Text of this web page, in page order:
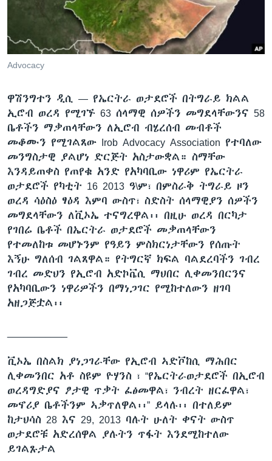
ቋንቋዎች
Advocacy
ዋሽንግተን ዲሲ — የኤርትራ ወታደሮች በትግራይ ክልል
ኢሮብ ወረዳ የሚገኙ 63 ሰላማዊ ሰዎችን መግደላቸውንና 58
ቤቶችን ማቃጠላቸውን ለኢሮብ ብሄረሰብ መብቶች
መቆሙን የሚገልጸው Irob Advocacy Association የተባለው
መንግስታዊ ያልሆነ ድርጅት አስታውቋል። ስማቸው
እንዳይጠቀስ የጠየቁ አንድ የአካባቢው ነዋሪም የኤርትራ
ወታደሮች የካቲት 16 2013 ዓ\ም፣ በምስራቅ ትግራይ ዞን
ወረዳ ሳዕስዕ ፃዕዳ እምባ ውስጥ፣ ስድስት ሰላማዊያን ሰዎችን
መግደላቸውን ለቪኦኤ ተናግረዋል፡፡ በዚሁ ወረዳ በርካታ
የገበሬ ቤቶች በኤርትራ ወታደሮች መቃጠላቸውን
የተመለከቱ መሆኑንም የዓይን ምስክርነታቸውን የሰጡት
እኝሁ ግለሰብ ገልጸዋል። የትግርኛ ክፍል ባልደረባችን ገብረ
ገብረ መድህን የኢሮብ አድኮቬሲ ማህበር ሊቀመንበርንና
የአካባቢውን ነዋሪዎችን በማነጋገር የሚከተለውን ዘገባ
አዘጋጅቷል፡፡
ቪኦኤ በስልክ ያነጋገራቸው የኢሮብ ኣድቮከሲ ማሕበር
ሊቀመንበር አቶ ስዩም ዮሃንስ ፣ “የኤርትራወታደሮች በኢሮብ
ወረዳግድያና ፆታዊ ጥቃት ፈፅመዋል፣ ንብረት ዘርፈዋል፣
መኖሪያ ቤቶችንም ኣቃጥለዋል፡፡” ይላሉ፡፡ በተለይም
ከታህሳስ 28 እና 29, 2013 ባሉት ሁለት ቀናት ውስጥ
ወታደሮቹ አድረሰዋል ያሉትን ጥፋት እንደሚከተለው
ይገልጹታል